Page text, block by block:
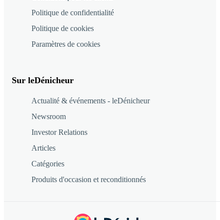
Politique de confidentialité
Politique de cookies
Paramètres de cookies
Sur leDénicheur
Actualité & événements - leDénicheur
Newsroom
Investor Relations
Articles
Catégories
Produits d'occasion et reconditionnés